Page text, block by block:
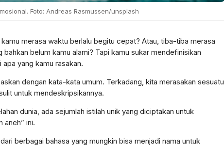
Foto: Andreas Rasmussen/unsplash
kamu merasa waktu berlalu begitu cepat? Atau, tiba-tiba merasa
bahkan belum kamu alami? Tapi kamu sukar mendefinisikan
yang kamu rasakan.
dengan kata-kata umum. Terkadang, kita merasakan sesuatu
untuk mendeskripsikannya.
dunia, ada sejumlah istilah unik yang diciptakan untuk
aneh” ini.
berbagai bahasa yang mungkin bisa menjadi nama untuk